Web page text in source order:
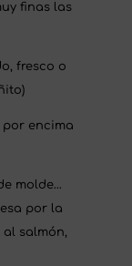
finas las
fresco o
encima
molde…
por la
salmón,